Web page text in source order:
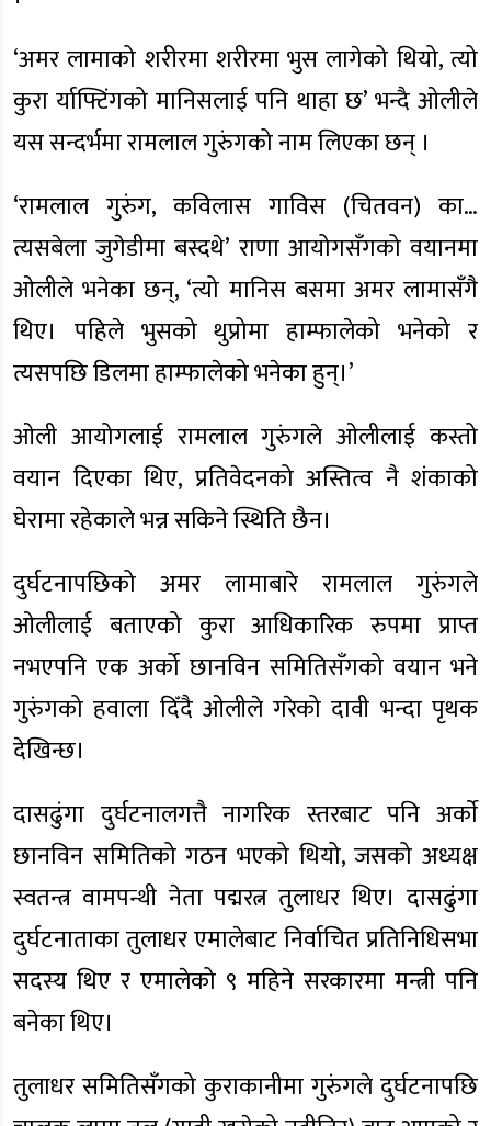
‘अमर लामाको शरीरमा शरीरमा भुस लागेको थियो, त्यो
कुरा र्याफ्टिंगको मानिसलाई पनि थाहा छ’ भन्दै ओलीले
यस सन्दर्भमा रामलाल गुरुंगको नाम लिएका छन् ।
‘रामलाल गुरुंग, कविलास गाविस (चितवन) का…
त्यसबेला जुगेडीमा बस्दथे’ राणा आयोगसँगको वयानमा
ओलीले भनेका छन्, ‘त्यो मानिस बसमा अमर लामासँगै
थिए। पहिले भुसको थुप्रोमा हाम्फालेको भनेको र
त्यसपछि डिलमा हाम्फालेको भनेका हुन्।’
ओली आयोगलाई रामलाल गुरुंगले ओलीलाई कस्तो
वयान दिएका थिए, प्रतिवेदनको अस्तित्व नै शंकाको
घेरामा रहेकाले भन्न सकिने स्थिति छैन।
दुर्घटनापछिको अमर लामाबारे रामलाल गुरुंगले
ओलीलाई बताएको कुरा आधिकारिक रुपमा प्राप्त
नभएपनि एक अर्को छानविन समितिसँगको वयान भने
गुरुंगको हवाला दिँदै ओलीले गरेको दावी भन्दा पृथक
देखिन्छ।
दासढुंगा दुर्घटनालगत्तै नागरिक स्तरबाट पनि अर्काे
छानविन समितिको गठन भएको थियो, जसको अध्यक्ष
स्वतन्त्र वामपन्थी नेता पद्मरत्न तुलाधर थिए। दासढुंगा
दुर्घटनाताका तुलाधर एमालेबाट निर्वाचित प्रतिनिधिसभा
सदस्य थिए र एमालेको ९ महिने सरकारमा मन्त्री पनि
बनेका थिए।
तुलाधर समितिसँगको कुराकानीमा गुरुंगले दुर्घटनापछि